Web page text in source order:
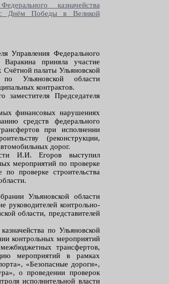
казначейства
Днём Победы в Великой
Управления Федерального
приняла участие
палаты Ульяновской
Ульяновской области
контрактов.
заместителя Председателя
финансовых нарушениях
средств федерального
при исполнении
(реконструкции,
дорог.
И.И. Егоров выступил
мероприятий по проверке
по проверке строительства
Ульяновской области
руководителей контрольно-
области, представителей
по Ульяновской
контрольных мероприятий
трансфертов,
мероприятий в рамках
«Безопасные дороги»,
о проведении проверок
исполнительной власти